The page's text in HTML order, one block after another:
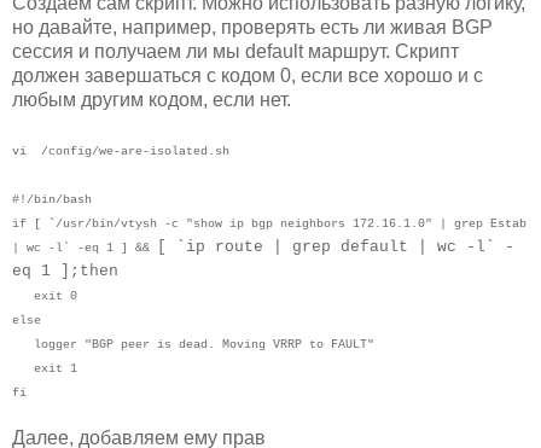
но давайте, например, проверять есть ли живая BGP
сессия и получаем ли мы default маршрут. Скрипт
должен завершаться с кодом 0, если все хорошо и с
любым другим кодом, если нет.
vi /config/we-are-isolated.sh
#!/bin/bash
if [ `/usr/bin/vtysh -c "show ip bgp neighbors 172.16.1.0" | grep Estab
| wc -l` -eq 1 ] &&
[ `ip route | grep default | wc -l` -
eq 1 ];then
exit 0
else
logger "BGP peer is dead. Moving VRRP to FAULT"
exit 1
fi
Далее, добавляем ему прав